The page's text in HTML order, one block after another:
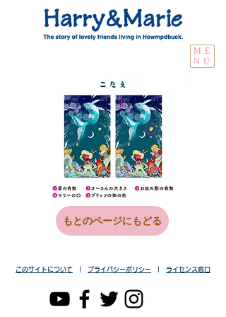
ME
NU
もとのページにもどる
このサイトについて プライバシーポリシー ライセンス窓口